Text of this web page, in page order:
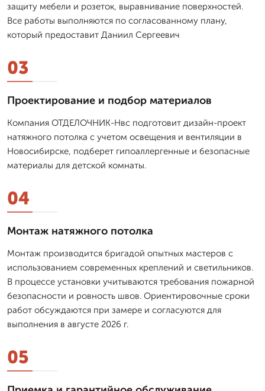
защиту мебели и розеток, выравнивание поверхностей.
Все работы выполняются по согласованному плану,
который предоставит Даниил Сергеевич
03
Проектирование и подбор материалов
Компания ОТДЕЛОЧНИК-Нвс подготовит дизайн-проект
натяжного потолка с учетом освещения и вентиляции в
Новосибирске, подберет гипоаллергенные и безопасные
материалы для детской комнаты.
04
Монтаж натяжного потолка
Монтаж производится бригадой опытных мастеров с
использованием современных креплений и светильников.
В процессе установки учитываются требования пожарной
безопасности и ровность швов. Ориентировочные сроки
работ обсуждаются при замере и согласуются для
выполнения в августе 2026 г.
05